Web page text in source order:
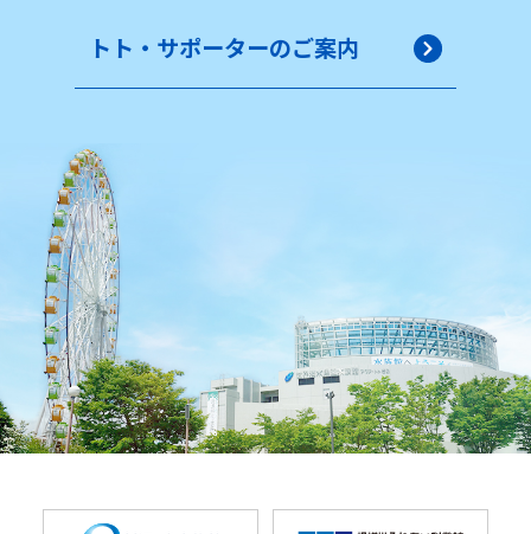
トト・サポーターのご案内